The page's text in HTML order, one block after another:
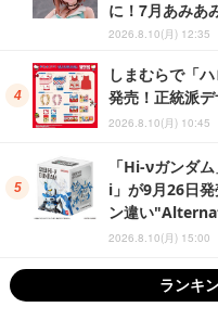
に！7月あみあ
2026.8.10(月) 12:35
しまむらで「
発売！正統派
2026.8.10(月) 10:45
「Hi-νガンダ
i」が9月26日
ン違い
2026.8.10(月) 15:00
ランキ